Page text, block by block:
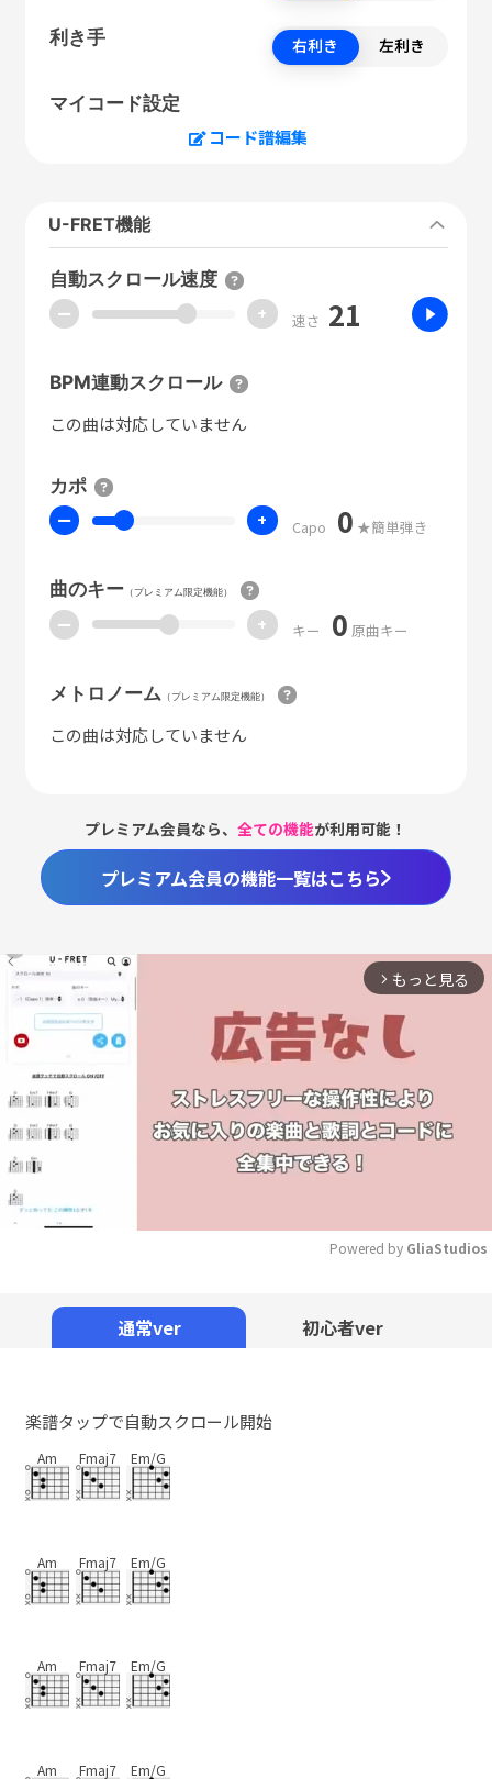
利き手 右利き 左利き
マイコード設定
コード譜編集
U-FRET機能
自動スクロール速度
ー + 速さ 21
BPM連動スクロール
この曲は対応していません
カポ
ー + Capo 0 ★簡単弾き
曲のキー（プレミアム限定機能）
ー + キー 0 原曲キー
メトロノーム （プレミアム限定機能）
この曲は対応していません
プレミアム会員なら、全ての機能が利用可能！
プレミアム会員の機能一覧はこちら
arrow_forward_ios もっと見る
Powered by GliaStudios
通常ver 初心者ver
楽譜タップで自動スクロール開始
Am Fmaj7 Em/G
Am Fmaj7 Em/G
Am Fmaj7 Em/G
Am Fmaj7 Em/G